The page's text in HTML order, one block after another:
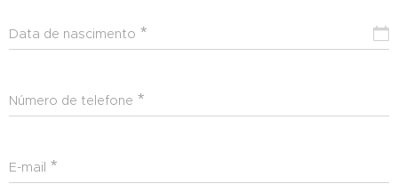
Data de nascimento
Número de telefone
E-mail